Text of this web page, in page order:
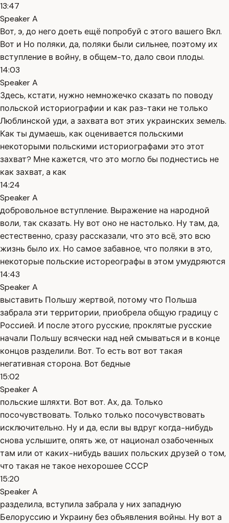
13:47
Speaker A
Вот, э, до него доеть ещё попробуй с этого вашего Вкл.
Вот и Но поляки, да, поляки были сильнее, поэтому их
вступление в войну, в общем-то, дало свои плоды.
14:03
Speaker A
Здесь, кстати, нужно немножечко сказать по поводу
польской историографии и как раз-таки не только
Люблинской уди, а захвата вот этих украинских земель.
Как ты думаешь, как оценивается польскими
некоторыми польскими историографами это этот
захват? Мне кажется, что это могло бы поднестись не
как захват, а как
14:24
Speaker A
добровольное вступление. Выражение на народной
воли, так сказать. Ну вот оно не настолько. Ну там, да,
естественно, сразу рассказали, что это всё, это всю
жизнь было их. Но самое забавное, что поляки в это,
некоторые польские истореографы в этом умудряются
14:43
Speaker A
выставить Польшу жертвой, потому что Польша
забрала эти территории, приобрела общую градицу с
Россией. И после этого русские, проклятые русские
начали Польшу всячески над ней смываться и в конце
концов разделили. Вот. То есть вот вот такая
негативная сторона. Вот бедные
15:02
Speaker A
польские шляхти. Вот вот. Ах, да. Только
посочувствовать. Только только посочувствовать
исключительно. Ну и да, если вы вдруг когда-нибудь
снова услышите, опять же, от национал озабоченных
там или от каких-нибудь ваших польских друзей о том,
что такая не такое нехорошее СССР
15:20
Speaker A
разделила, вступила забрала у них западную
Белоруссию и Украину без объявления войны. Ну вот а